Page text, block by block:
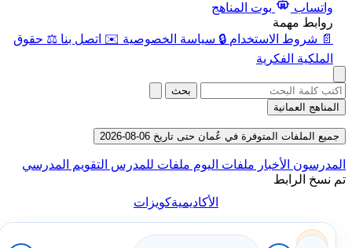
بوت المناهج
مهمة
شروط الاستخدام 🔒 سياسة الخصوصية ✉️ اتصل بنا ⚖️ حقوق
الفكرية
العمانية
الملفات المتوفرة في عُمان حتى تاريخ 06-08-2026
الأخبارملفات اليوم ملفات للمدرسالتقويم المدرسي
الرابط
الأكاديميةكويزات